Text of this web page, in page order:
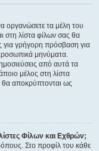
οργανώσετε τα μέλη του
στη λίστα φίλων σας θα
για γρήγορη πρόσβαση για
προσωπικά μηνύματα.
από αυτά τα
μέλος στη λίστα
θα αποκρύπτονται ως
Φίλων και Εχθρών;
Στο προφίλ του κάθε